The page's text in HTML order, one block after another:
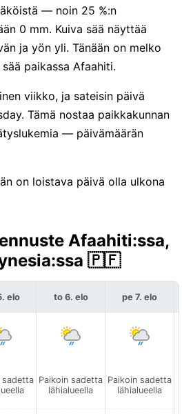
— noin 25 %:n
0 mm. Kuiva sää näyttää
ja yön yli. Tänään on melko
paikassa Afaahiti.
viikko, ja sateisin päivä
Tämä nostaa paikkakunnan
— päivämäärän
on loistava päivä olla ulkona
Afaahiti:ssa,
🇵🇫
elo
sadetta
to 6. elo
Paikoin sadetta
lähialueella
pe 7. elo
Paikoin sadetta
lähialueella